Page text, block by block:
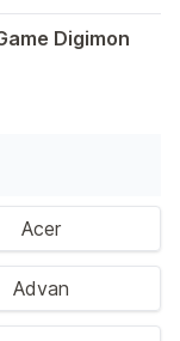
wadah kreativitas
Digimon
Acer
Advan